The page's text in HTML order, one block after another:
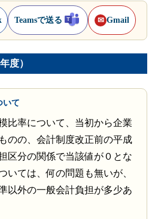
Teamsで送る ✉ Gmail
度）
いて
比率について、当初から企業
のの、会計制度改正前の平成
区分の関係で当該値が０とな
いては、何の問題も無いが、
以外の一般会計負担が多少あ